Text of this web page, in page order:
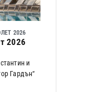
2026
2026
и
Гардън“